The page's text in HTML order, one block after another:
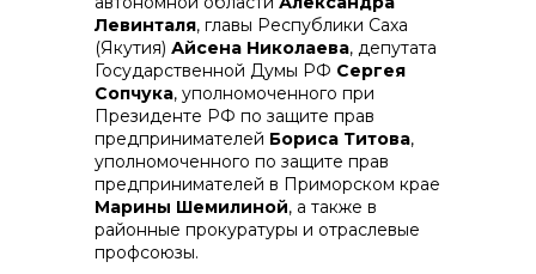
Контакты
Левинталя, главы Республики Саха
(Якутия) Айсена Николаева, депутата
Государственной Думы РФ Сергея
Сопчука, уполномоченного при
Президенте РФ по защите прав
предпринимателей Бориса Титова,
уполномоченного по защите прав
предпринимателей в Приморском крае
Марины Шемилиной, а также в
районные прокуратуры и отраслевые
профсоюзы.